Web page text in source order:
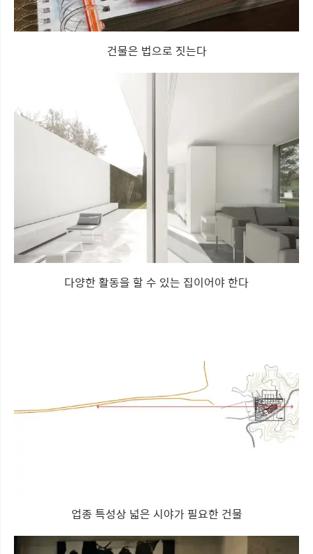
건물은 법으로 짓는다
다양한 활동을 할 수 있는 집이어야 한다
업종 특성상 넓은 시야가 필요한 건물